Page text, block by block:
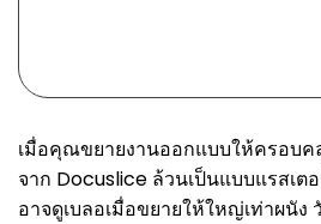
เมื่อคุณขยายงานออกแบบให้ครอบ
จาก Docuslice ล้วนเป็นแบบแรสเ
อาจดูเบลอเมื่อขยายให้ใหญ่เท่าผนัง